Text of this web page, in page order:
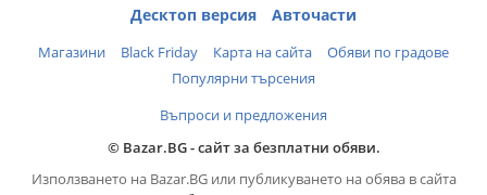
Десктоп версия
Авточасти
Магазини Black Friday Карта на сайта
Обяви по градове
Популярни търсения
Въпроси и предложения
© Bazar.BG - сайт за безплатни обяви.
Използването на Bazar.BG или публикуването на обява в сайта